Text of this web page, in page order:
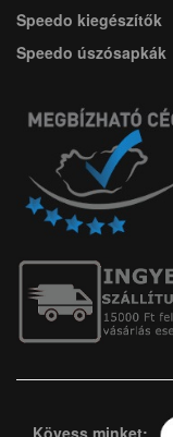
Speedo kiegészítők
Speedo úszósapkák